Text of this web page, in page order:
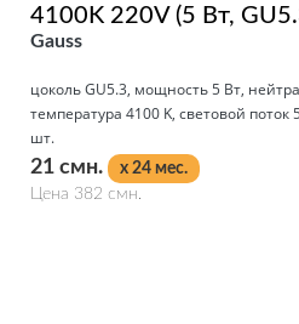
4100K 220V (5 Вт,
Gauss
цоколь GU5.3, мощность 5 Вт,
температура 4100 K, световой
шт.
21 смн.
x 24 мес.
Цена 382 смн.